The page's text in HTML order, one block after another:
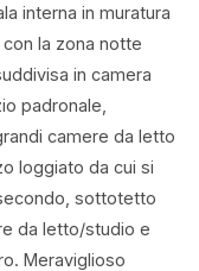
interna in muratura
la zona notte
in camera
padronale,
camere da letto
loggiato da cui si
sottotetto
da letto/studio e
Meraviglioso